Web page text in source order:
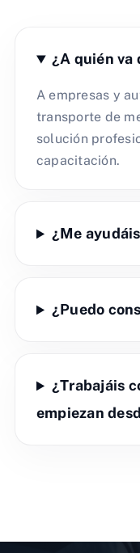
¿A quién va
A empresas y
transporte de
solución
capacitación.
¿Me
¿Puedo
¿Trabajáis
empiezan